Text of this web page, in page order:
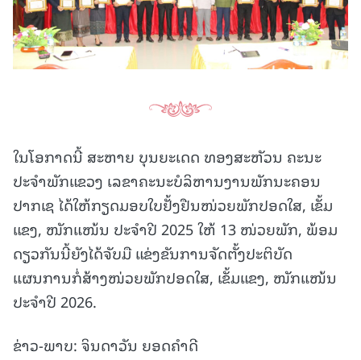
ໃນໂອກາດນີ້ ສະຫາຍ ບຸນຍະເດດ ທອງສະຫັວນ ຄະນະ
ປະຈຳພັກແຂວງ ເລຂາຄະນະບໍລິຫານງານພັກນະຄອນ
ປາກເຊ ໄດ້ໃຫ້ກຽດມອບໃບຢັ້ງຢືນໜ່ວຍພັກປອດໃສ, ເຂັ້ມ
ແຂງ, ໜັກແໜ້ນ ປະຈໍາປີ 2025 ໃຫ້ 13 ໜ່ວຍພັກ, ພ້ອມ
ດຽວກັນນີ້ຍັງໄດ້ຈັບມື ແຂ່ງຂັນການຈັດຕັ້ງປະຕິບັດ
ແຜນການກໍ່ສ້າງໜ່ວຍພັກປອດໃສ, ເຂັ້ມແຂງ, ໜັກແໜ້ນ
ປະຈຳປີ 2026.
ຂ່າວ-ພາບ: ຈິນດາວັນ ຍອດຄຳດີ